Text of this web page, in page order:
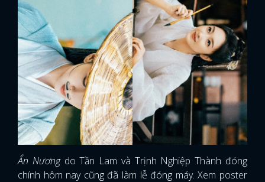
Ẩn Nươngdo Tần Lam và Trịnh Nghiệp Thành đóng
chính hôm nay cũng đã làm lễ đóng máy. Xem poster